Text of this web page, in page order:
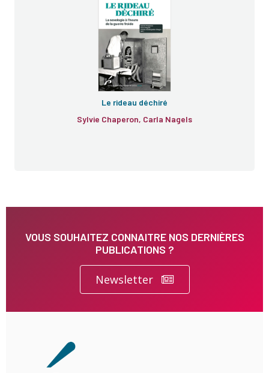
Le rideau déchiré
Sylvie Chaperon, Carla Nagels
VOUS SOUHAITEZ CONNAITRE NOS DERNIÈRES
PUBLICATIONS ?
Newsletter